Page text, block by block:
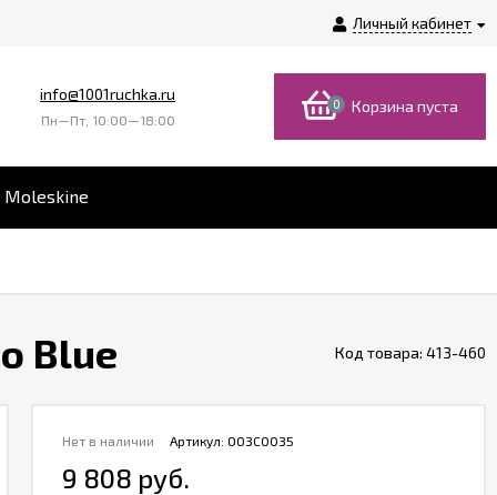
Личный кабинет
info@1001ruchka.ru
Пн—Пт, 10:00—18:00
0 Корзина пуста
Blue Код товара: 413-460
Артикул:O03C0035
Нет в наличии
9 808 руб.